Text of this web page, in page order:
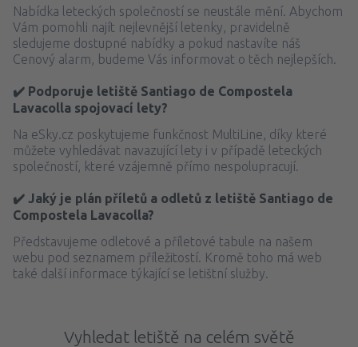
Nabídka leteckých společností se neustále mění. Abychom
Vám pomohli najít nejlevnější letenky, pravidelně
sledujeme dostupné nabídky a pokud nastavíte náš
Cenový alarm, budeme Vás informovat o těch nejlepších.
✔️ Podporuje letiště Santiago de Compostela
Lavacolla spojovací lety?
Na eSky.cz poskytujeme funkčnost MultiLine, díky které
můžete vyhledávat navazující lety i v případě leteckých
společností, které vzájemně přímo nespolupracují.
✔️ Jaký je plán příletů a odletů z letiště Santiago de
Compostela Lavacolla?
Představujeme odletové a příletové tabule na našem
webu pod seznamem příležitostí. Kromě toho má web
také další informace týkající se letištní služby.
Vyhledat letiště na celém světě